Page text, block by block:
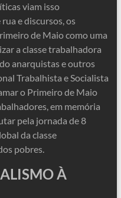
viam isso
e discursos, os
de Maio como uma
a classe trabalhadora
anarquistas e outros
Trabalhista e Socialista
o Primeiro de Maio
em memória
pela jornada de 8
da classe
pobres.
À